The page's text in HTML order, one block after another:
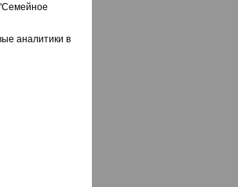
аналитики в